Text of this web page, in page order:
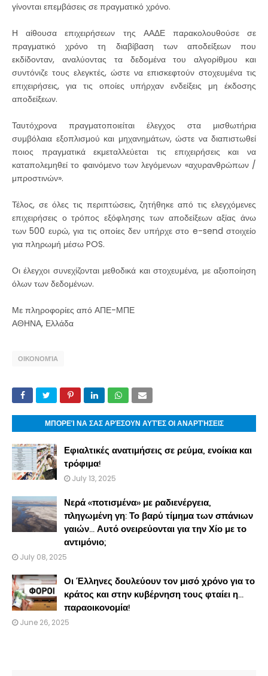
γίνονται επεμβάσεις σε πραγματικό χρόνο.
Η αίθουσα επιχειρήσεων της ΑΑΔΕ παρακολουθούσε σε
πραγματικό χρόνο τη διαβίβαση των αποδείξεων που
εκδίδονταν, αναλύοντας τα δεδομένα του αλγορίθμου και
συντόνιζε τους ελεγκτές, ώστε να επισκεφτούν στοχευμένα τις
επιχειρήσεις, για τις οποίες υπήρχαν ενδείξεις μη έκδοσης
αποδείξεων.
Ταυτόχρονα πραγματοποιείται έλεγχος στα μισθωτήρια
συμβόλαια εξοπλισμού και μηχανημάτων, ώστε να διαπιστωθεί
ποιος πραγματικά εκμεταλλεύεται τις επιχειρήσεις και να
καταπολεμηθεί το φαινόμενο των λεγόμενων «αχυρανθρώπων /
μπροστινών».
Τέλος, σε όλες τις περιπτώσεις, ζητήθηκε από τις ελεγχόμενες
επιχειρήσεις ο τρόπος εξόφλησης των αποδείξεων αξίας άνω
των 500 ευρώ, για τις οποίες δεν υπήρχε στο e-send στοιχείο
για πληρωμή μέσω POS.
Οι έλεγχοι συνεχίζονται μεθοδικά και στοχευμένα, με αξιοποίηση
όλων των δεδομένων.
Με πληροφορίες από ΑΠΕ-ΜΠΕ
ΑΘΗΝΑ, Ελλάδα
ΟΙΚΟΝΟΜΊΑ
ΜΠΟΡΕΊ ΝΑ ΣΑΣ ΑΡΈΣΟΥΝ ΑΥΤΈΣ ΟΙ ΑΝΑΡΤΉΣΕΙΣ
Εφιαλτικές ανατιμήσεις σε ρεύμα, ενοίκια και
τρόφιμα!
July 13, 2025
Νερά «ποτισμένα» με ραδιενέργεια,
πληγωμένη γη: Το βαρύ τίμημα των σπάνιων
γαιών… Αυτό ονειρεύονται για την Χίο με το
αντιμόνιο;
July 08, 2025
Οι Έλληνες δουλεύουν τον μισό χρόνο για το
κράτος και στην κυβέρνηση τους φταίει η…
παραοικονομία!
June 26, 2025